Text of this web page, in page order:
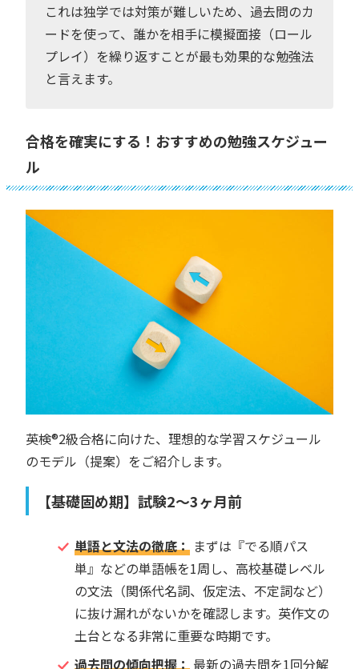
これは独学では対策が難しいため、過去問のカ
ードを使って、誰かを相手に模擬面接（ロール
プレイ）を繰り返すことが最も効果的な勉強法
と言えます。
合格を確実にする！おすすめの勉強スケジュー
ル
英検®︎2級合格に向けた、理想的な学習スケジュール
のモデル（提案）をご紹介します。
【基礎固め期】試験2〜3ヶ月前
単語と文法の徹底：まずは『でる順パス
単』などの単語帳を1周し、高校基礎レベル
の文法（関係代名詞、仮定法、不定詞など）
に抜け漏れがないかを確認します。英作文の
土台となる非常に重要な時期です。
過去問の傾向把握：最新の過去問を1回分解